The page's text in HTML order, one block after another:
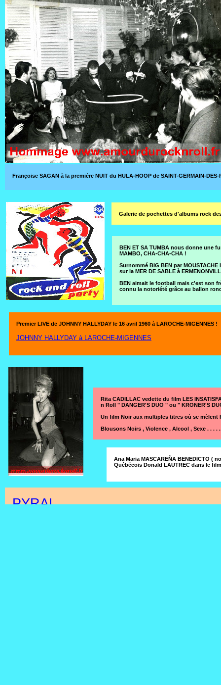
Premier LIVE de JOHNNY HALLYDAY le 16 avril 1960 à LAROCHE-MIGENNES !
JOHNNY HALLYDAY à LAROCHE-MIGENNES
PYRAL
Galerie de pochettes d'albums rock
Françoise SAGAN à la première NUIT du HULA-HOOP de SAINT-GERMAIN-
Rita CADILLAC vedette du film LES
n Roll " DANGER'S DUO " ou " KRONER'S
Un film Noir aux multiples titres où se mèlent
Blousons Noirs , Violence , Alcool , Sexe . . . . .
BEN ET SA TUMBA nous donne une
MAMBO, CHA-CHA-CHA !
Surnommé BIG BEN par
sur la MER DE SABLE à
BEN aimait le football mais c'est son
connu la notoriété grâce au ballon
Ana Maria MASCAREÑA BENEDICTO (
Québécois Donald LAUTREC dans le